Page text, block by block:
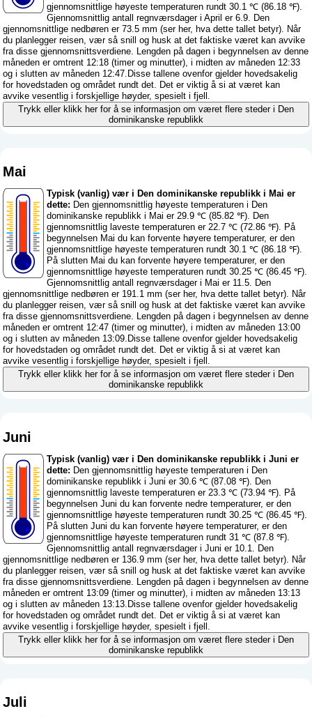
gjennomsnittlige høyeste temperaturen rundt 30.1 ℃ (86.18 ℉).
Gjennomsnittlig antall regnværsdager i April er 6.9. Den
gjennomsnittlige nedbøren er 73.5 mm (ser her, hva dette tallet betyr). Når
du planlegger reisen, vær så snill og husk at det faktiske været kan avvike
fra disse gjennomsnittsverdiene. Lengden på dagen i begynnelsen av denne
måneden er omtrent 12:18 (timer og minutter), i midten av måneden 12:33
og i slutten av måneden 12:47.Disse tallene ovenfor gjelder hovedsakelig
for hovedstaden og området rundt det. Det er viktig å si at været kan
avvike vesentlig i forskjellige høyder, spesielt i fjell.
Trykk eller klikk her for å se informasjon om været flere steder i Den
dominikanske republikk
Mai
Typisk (vanlig) vær i Den dominikanske republikk i Mai er
dette: Den gjennomsnittlig høyeste temperaturen i Den
dominikanske republikk i Mai er 29.9 ℃ (85.82 ℉). Den
gjennomsnittlig laveste temperaturen er 22.7 ℃ (72.86 ℉). På
begynnelsen Mai du kan forvente høyere temperaturer, er den
gjennomsnittlige høyeste temperaturen rundt 30.1 ℃ (86.18 ℉).
På slutten Mai du kan forvente høyere temperaturer, er den
gjennomsnittlige høyeste temperaturen rundt 30.25 ℃ (86.45 ℉).
Gjennomsnittlig antall regnværsdager i Mai er 11.5. Den
gjennomsnittlige nedbøren er 191.1 mm (ser her, hva dette tallet betyr). Når
du planlegger reisen, vær så snill og husk at det faktiske været kan avvike
fra disse gjennomsnittsverdiene. Lengden på dagen i begynnelsen av denne
måneden er omtrent 12:47 (timer og minutter), i midten av måneden 13:00
og i slutten av måneden 13:09.Disse tallene ovenfor gjelder hovedsakelig
for hovedstaden og området rundt det. Det er viktig å si at været kan
avvike vesentlig i forskjellige høyder, spesielt i fjell.
Trykk eller klikk her for å se informasjon om været flere steder i Den
dominikanske republikk
Juni
Typisk (vanlig) vær i Den dominikanske republikk i Juni er
dette: Den gjennomsnittlig høyeste temperaturen i Den
dominikanske republikk i Juni er 30.6 ℃ (87.08 ℉). Den
gjennomsnittlig laveste temperaturen er 23.3 ℃ (73.94 ℉). På
begynnelsen Juni du kan forvente nedre temperaturer, er den
gjennomsnittlige høyeste temperaturen rundt 30.25 ℃ (86.45 ℉).
På slutten Juni du kan forvente høyere temperaturer, er den
gjennomsnittlige høyeste temperaturen rundt 31 ℃ (87.8 ℉).
Gjennomsnittlig antall regnværsdager i Juni er 10.1. Den
gjennomsnittlige nedbøren er 136.9 mm (ser her, hva dette tallet betyr). Når
du planlegger reisen, vær så snill og husk at det faktiske været kan avvike
fra disse gjennomsnittsverdiene. Lengden på dagen i begynnelsen av denne
måneden er omtrent 13:09 (timer og minutter), i midten av måneden 13:13
og i slutten av måneden 13:13.Disse tallene ovenfor gjelder hovedsakelig
for hovedstaden og området rundt det. Det er viktig å si at været kan
avvike vesentlig i forskjellige høyder, spesielt i fjell.
Trykk eller klikk her for å se informasjon om været flere steder i Den
dominikanske republikk
Juli